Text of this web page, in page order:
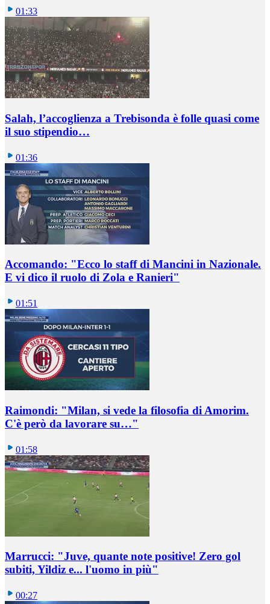
01:33
Salah, l’accoglienza a Trebisonda è folle quasi come
il suo stipendio…
01:36
Accomando: "Ecco lo staff di Mancini in Nazionale.
E vi dico il ruolo di Zola e Ranieri"
01:51
Raimondi: "Milan, si vede la filosofia di Amorim.
C'è però da lavorare su…"
01:58
Marrucci: "Juve, quante note positive! Zero gol
subiti, Yildiz e... l'uomo in più"
00:27